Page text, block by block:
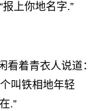
上你地名字.”
着青衣人说道：
叫铁相地年轻
.”